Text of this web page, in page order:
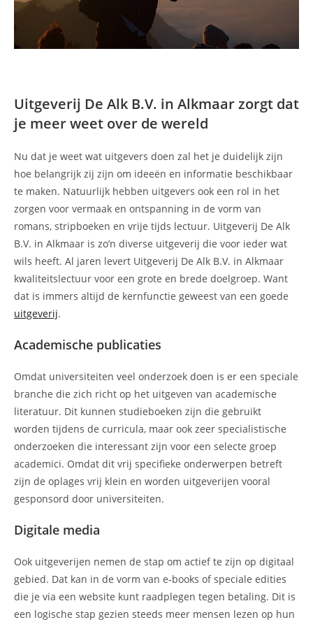
Uitgeverij De Alk B.V. in Alkmaar zorgt dat
je meer weet over de wereld
Nu dat je weet wat uitgevers doen zal het je duidelijk zijn
hoe belangrijk zij zijn om ideeën en informatie beschikbaar
te maken. Natuurlijk hebben uitgevers ook een rol in het
zorgen voor vermaak en ontspanning in de vorm van
romans, stripboeken en vrije tijds lectuur. Uitgeverij De Alk
B.V. in Alkmaar is zo’n diverse uitgeverij die voor ieder wat
wils heeft. Al jaren levert Uitgeverij De Alk B.V. in Alkmaar
kwaliteitslectuur voor een grote en brede doelgroep. Want
dat is immers altijd de kernfunctie geweest van een goede
uitgeverij.
Academische publicaties
Omdat universiteiten veel onderzoek doen is er een speciale
branche die zich richt op het uitgeven van academische
literatuur. Dit kunnen studieboeken zijn die gebruikt
worden tijdens de curricula, maar ook zeer specialistische
onderzoeken die interessant zijn voor een selecte groep
academici. Omdat dit vrij specifieke onderwerpen betreft
zijn de oplages vrij klein en worden uitgeverijen vooral
gesponsord door universiteiten.
Digitale media
Ook uitgeverijen nemen de stap om actief te zijn op digitaal
gebied. Dat kan in de vorm van e-books of speciale edities
die je via een website kunt raadplegen tegen betaling. Dit is
een logische stap gezien steeds meer mensen lezen op hun